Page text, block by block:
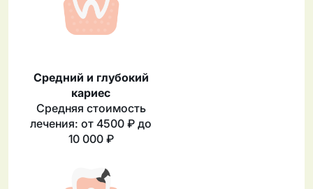
Средний и глубокий
кариес
Средняя стоимость
лечения: от 4500 ₽ до
10 000 ₽